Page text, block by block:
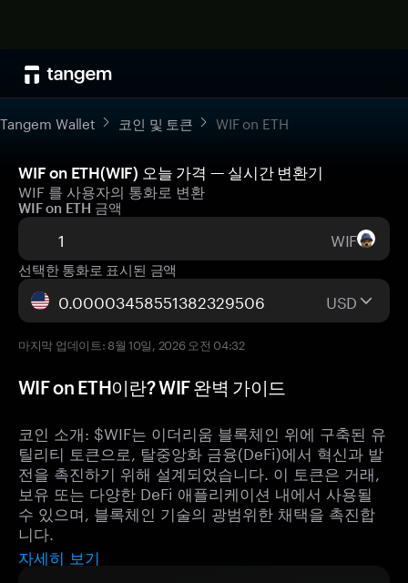
Tangem Wallet 코인 및 토큰 WIF on ETH
WIF on ETH(WIF) 오늘 가격 — 실시간 변환기
WIF 를 사용자의 통화로 변환
WIF on ETH 금액
WIF
선택한 통화로 표시된 금액
USD
마지막 업데이트: 8월 10일, 2026 오전 04:32
WIF on ETH이란? WIF 완벽 가이드
코인 소개: $WIF는 이더리움 블록체인 위에 구축된 유
틸리티 토큰으로, 탈중앙화 금융(DeFi)에서 혁신과 발
전을 촉진하기 위해 설계되었습니다. 이 토큰은 거래,
보유 또는 다양한 DeFi 애플리케이션 내에서 사용될
수 있으며, 블록체인 기술의 광범위한 채택을 촉진합
니다.
자세히 보기